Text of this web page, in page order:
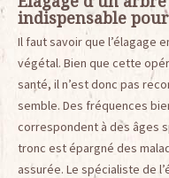
indispensable
Il faut savoir que l’élagage
végétal. Bien que cette
santé, il n’est donc pas
semble. Des fréquences
correspondent à des âges
tronc est épargné des
assurée. Le spécialiste de